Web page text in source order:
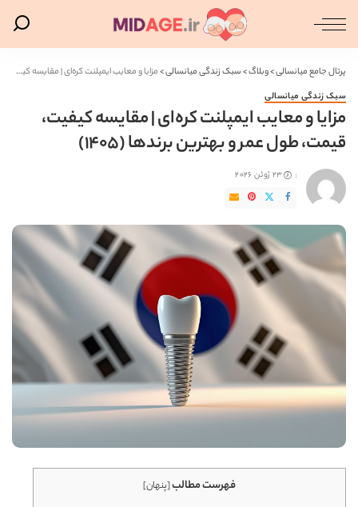
پرتال جامع میانسالی>وبلاگ>سبک زندگی میانسالی>مزایا و معایب ایمپلنت کره‌ای | مقایسه کیفیت، قیمت، طول عمر و بهترین برندها (1405)
سبک زندگی میانسالی
مزایا و معایب ایمپلنت کره‌ای | مقایسه کیفیت،
قیمت، طول عمر و بهترین برندها (1405)
ارسال
شده
23 ژوئن 2026
فهرست مطالب[پنهان]